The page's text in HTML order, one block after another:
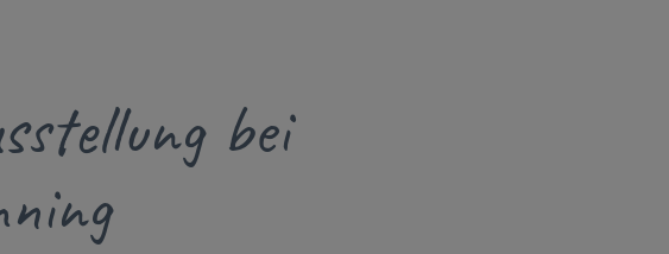
bei